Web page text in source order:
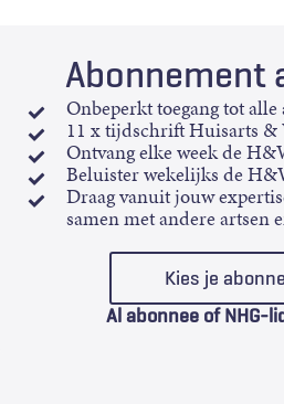
Abonnement
Onbeperkt toegang tot
11 x tijdschrift Huisarts &
Ontvang elke week de
Beluister wekelijks de
Draag vanuit jouw
samen met andere artsen
Kies je
Al abonnee of NHG-